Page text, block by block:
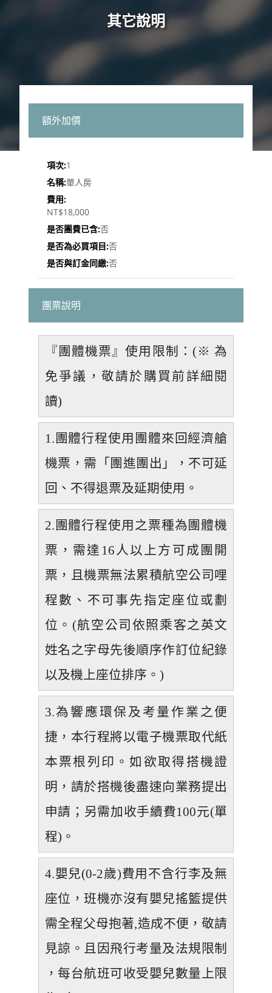
其它說明
額外加價
1
單人房
NT$18,000
否
否
否
團票說明
『團體機票』使用限制：(※ 為
免爭議，敬請於購買前詳細閱
讀)
1.團體行程使用團體來回經濟艙
機票，需「團進團出」，不可延
回、不得退票及延期使用。
2.團體行程使用之票種為團體機
票，需達16人以上方可成團開
票，且機票無法累積航空公司哩
程數、不可事先指定座位或劃
位。(航空公司依照乘客之英文
姓名之字母先後順序作訂位紀錄
以及機上座位排序。)
3.為響應環保及考量作業之便
捷，本行程將以電子機票取代紙
本票根列印。如欲取得搭機證
明，請於搭機後盡速向業務提出
申請；另需加收手續費100元(單
程)。
4.嬰兒(0-2歲)費用不含行李及無
座位，班機亦沒有嬰兒搖籃提供
需全程父母抱著,造成不便，敬請
見諒。且因飛行考量及法規限制
，每台航班可收受嬰兒數量上限